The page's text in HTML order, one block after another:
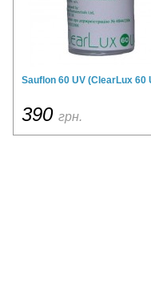
Sauflon 60 UV (ClearLux 60
390 грн.